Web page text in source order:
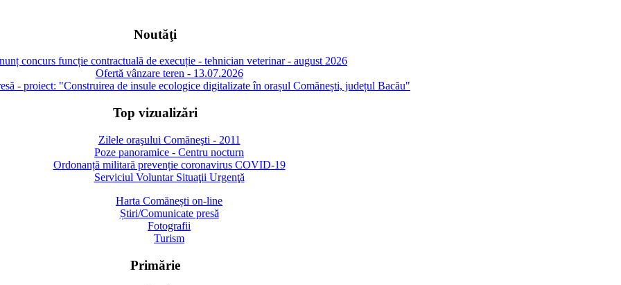
Noutăţi
concurs funcție contractuală de execuție - tehnician veterinar - august 2026
Ofertă vânzare teren - 13.07.2026
- proiect: "Construirea de insule ecologice digitalizate în orașul Comănești, județul Bacău"
Top vizualizări
Zilele oraşului Comăneşti - 2011
Poze panoramice - Centru nocturn
Ordonanță militară prevenție coronavirus COVID-19
Serviciul Voluntar Situaţii Urgenţă
Harta Comănești on-line
Știri/Comunicate presă
Fotografii
Turism
Primărie